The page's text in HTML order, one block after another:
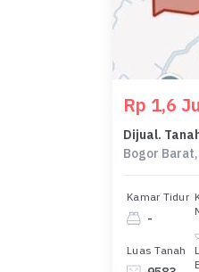
Rp 1,6
Bogor
Kamar Tidur
-
Luas Tanah